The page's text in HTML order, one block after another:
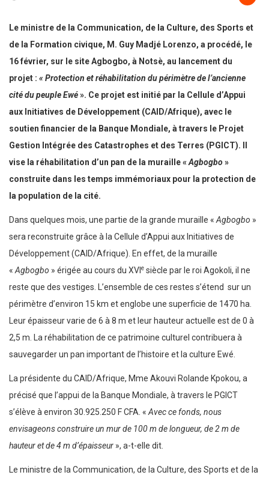
Le ministre de la Communication, de la Culture, des Sports et
de la Formation civique, M. Guy Madjé Lorenzo, a procédé, le
16 février, sur le site Agbogbo, à Notsè, au lancement du
projet : « Protection et réhabilitation du périmètre de l’ancienne
cité du peuple Ewé». Ce projet est initié par la Cellule d’Appui
aux Initiatives de Développement (CAID/Afrique), avec le
soutien financier de la Banque Mondiale, à travers le Projet
Gestion Intégrée des Catastrophes et des Terres (PGICT). Il
vise la réhabilitation d’un pan de la muraille «Agbogbo»
construite dans les temps immémoriaux pour la protection de
la population de la cité.
Dans quelques mois, une partie de la grande muraille «Agbogbo »
sera reconstruite grâce à la Cellule d’Appui aux Initiatives de
Développement (CAID/Afrique). En effet, de la muraille
«Agbogbo » érigée au cours du XVI e siècle par le roi Agokoli, il ne
reste que des vestiges. L’ensemble de ces restes s’étend sur un
périmètre d’environ 15 km et englobe une superficie de 1470 ha.
Leur épaisseur varie de 6 à 8 m et leur hauteur actuelle est de 0 à
2,5 m. La réhabilitation de ce patrimoine culturel contribuera à
sauvegarder un pan important de l’histoire et la culture Ewé.
La présidente du CAID/Afrique, Mme Akouvi Rolande Kpokou, a
précisé que l’appui de la Banque Mondiale, à travers le PGICT
s’élève à environ 30.925.250 F CFA. «Avec ce fonds, nous
envisageons construire un mur de 100 m de longueur, de 2 m de
hauteur et de 4 m d’épaisseur », a-t-elle dit.
Le ministre de la Communication, de la Culture, des Sports et de la